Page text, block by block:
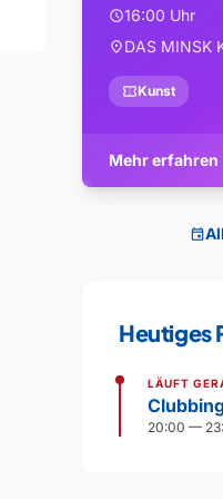
schedule16:00 Uhr
location_onDAS MINSK
confirmation_numberKunst
Mehr erfahren
event
Heutiges
LÄUFT
20:00 —